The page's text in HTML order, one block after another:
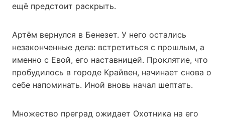
ещё предстоит раскрыть.
Артём вернулся в Бенезет. У него остались
незаконченные дела: встретиться с прошлым, а
именно с Евой, его наставницей. Проклятие, что
пробудилось в городе Крайвен, начинает снова о
себе напоминать. Иной вновь начал шептать.
Множество преград ожидает Охотника на его